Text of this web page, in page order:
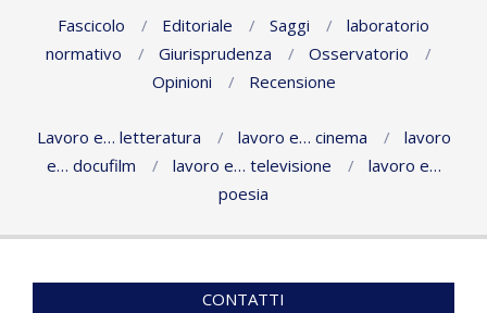
Fascicolo Editoriale Saggi
laboratorio
normativo
Giurisprudenza
Osservatorio
Opinioni
Recensione
Lavoro e… letteratura lavoro e… cinema
lavoro
e… docufilm
lavoro e… televisione
lavoro e…
poesia
CONTATTI